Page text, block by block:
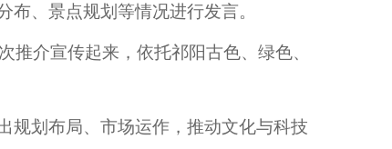
、景点规划等情况进行发言。
介宣传起来，依托祁阳古色、绿色、
规划布局、市场运作，推动文化与科技